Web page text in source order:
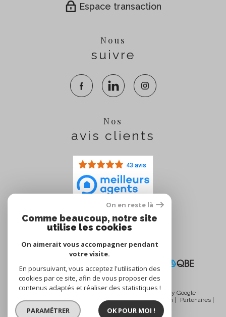
Espace transaction
Nous
suivre
Nos
avis clients
43 avis
Nous
adhérons
© 2026 | Tous droits réservés | Traduction powered by Google |
Nos honoraires
Plan du site Mentions légales Admin
Partenaires
Politique RGPD
Cookies
On en reste là
Comme beaucoup, notre site
utilise les cookies
On aimerait vous accompagner pendant
votre visite.
En poursuivant, vous acceptez l'utilisation des
cookies par ce site, afin de vous proposer des
contenus adaptés et réaliser des statistiques !
PARAMÉTRER OK POUR MOI !